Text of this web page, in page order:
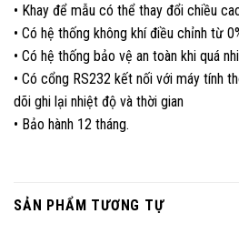
• Khay để mẫu có thể thay đổi chiều
• Có hệ thống không khí điều chỉnh từ
• Có hệ thống bảo vệ an toàn khi quá
• Có cổng RS232 kết nối với máy tính
dõi ghi lại nhiệt độ và thời gian
• Bảo hành 12 tháng.
SẢN PHẨM TƯƠNG TỰ